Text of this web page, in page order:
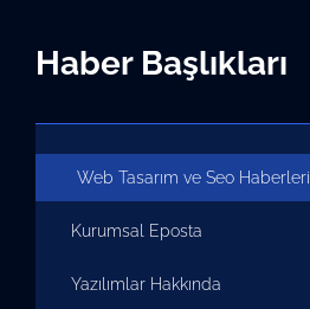
Haber Başlıkları
Web Tasarım ve Seo Haberleri
Kurumsal Eposta
Yazılımlar Hakkında